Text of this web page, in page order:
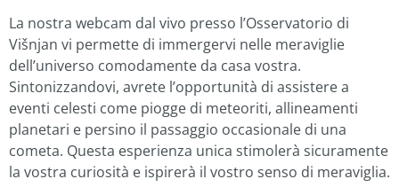
La nostra webcam dal vivo presso l’Osservatorio di
Višnjan vi permette di immergervi nelle meraviglie
dell’universo comodamente da casa vostra.
Sintonizzandovi, avrete l’opportunità di assistere a
eventi celesti come piogge di meteoriti, allineamenti
planetari e persino il passaggio occasionale di una
cometa. Questa esperienza unica stimolerà sicuramente
la vostra curiosità e ispirerà il vostro senso di meraviglia.